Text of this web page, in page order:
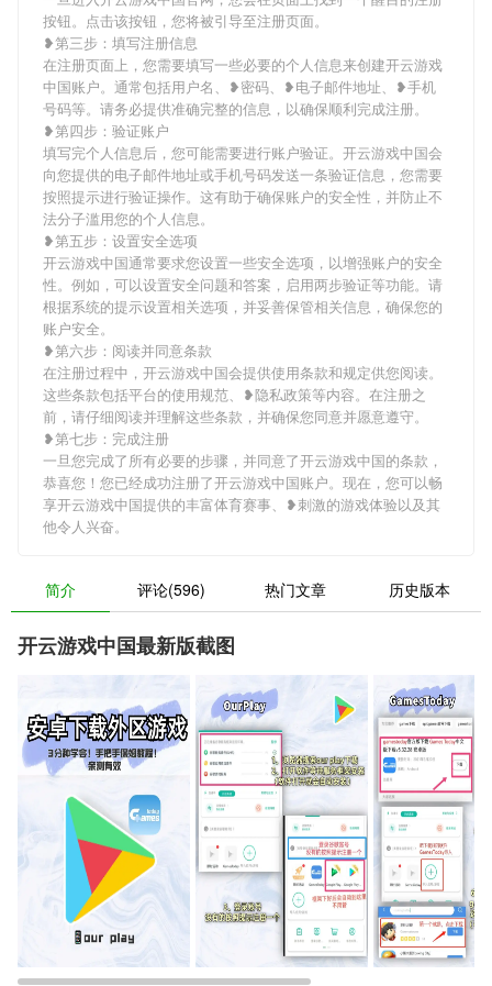
按钮。点击该按钮，您将被引导至注册页面。
❥第三步：填写注册信息
在注册页面上，您需要填写一些必要的个人信息来创建开云游戏
中国账户。通常包括用户名、❥密码、❥电子邮件地址、❥手机
号码等。请务必提供准确完整的信息，以确保顺利完成注册。
❥第四步：验证账户
填写完个人信息后，您可能需要进行账户验证。开云游戏中国会
向您提供的电子邮件地址或手机号码发送一条验证信息，您需要
按照提示进行验证操作。这有助于确保账户的安全性，并防止不
法分子滥用您的个人信息。
❥第五步：设置安全选项
开云游戏中国通常要求您设置一些安全选项，以增强账户的安全
性。例如，可以设置安全问题和答案，启用两步验证等功能。请
根据系统的提示设置相关选项，并妥善保管相关信息，确保您的
账户安全。
❥第六步：阅读并同意条款
在注册过程中，开云游戏中国会提供使用条款和规定供您阅读。
这些条款包括平台的使用规范、❥隐私政策等内容。在注册之
前，请仔细阅读并理解这些条款，并确保您同意并愿意遵守。
❥第七步：完成注册
一旦您完成了所有必要的步骤，并同意了开云游戏中国的条款，
恭喜您！您已经成功注册了开云游戏中国账户。现在，您可以畅
享开云游戏中国提供的丰富体育赛事、❥刺激的游戏体验以及其
他令人兴奋。
简介 评论(596) 热门文章 历史版本
开云游戏中国最新版截图